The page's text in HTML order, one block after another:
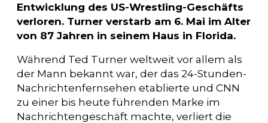
Entwicklung des US-Wrestling-Geschäfts
verloren. Turner verstarb am 6. Mai im Alter
von 87 Jahren in seinem Haus in Florida.
Während Ted Turner weltweit vor allem als
der Mann bekannt war, der das 24-Stunden-
Nachrichtenfernsehen etablierte und CNN
zu einer bis heute führenden Marke im
Nachrichtengeschäft machte, verliert die